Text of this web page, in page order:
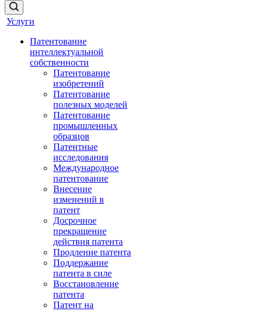
Услуги
Патентование
интеллектуальной
собственности
Патентование
изобретений
Патентование
полезных моделей
Патентование
промышленных
образцов
Патентные
исследования
Международное
патентование
Внесение
изменений в
патент
Досрочное
прекращение
действия патента
Продление патента
Поддержание
патента в силе
Восстановление
патента
Патент на